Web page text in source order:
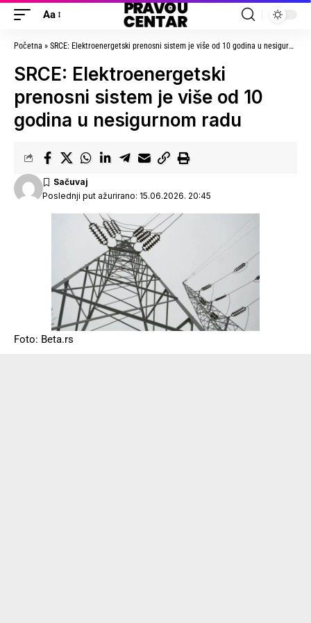
Aa
Početna » SRCE: Elektroenergetski prenosni sistem je više od 10 godina u nesigurnom radu
SRCE: Elektroenergetski
prenosni sistem je više od 10
godina u nesigurnom radu
Poslednji put ažurirano: 15.06.2026. 20:45
Foto: Beta.rs